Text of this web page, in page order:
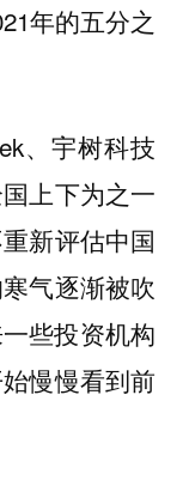
年的五分之
、宇树科技
上下为之一
新评估中国
气逐渐被吹
些投资机构
慢慢看到前